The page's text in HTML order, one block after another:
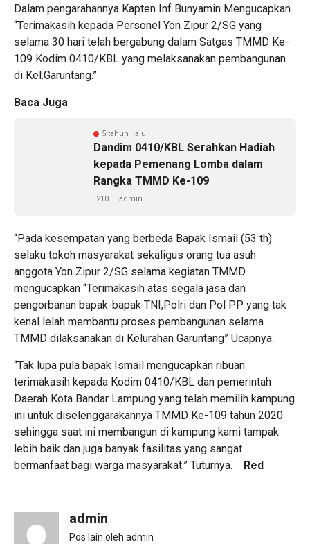
Dalam pengarahannya Kapten Inf Bunyamin Mengucapkan
“Terimakasih kepada Personel Yon Zipur 2/SG yang
selama 30 hari telah bergabung dalam Satgas TMMD Ke-
109 Kodim 0410/KBL yang melaksanakan pembangunan
di Kel.Garuntang.”
Baca Juga
5 tahun lalu
Dandim 0410/KBL Serahkan Hadiah
kepada Pemenang Lomba dalam
Rangka TMMD Ke-109
210 admin
“Pada kesempatan yang berbeda Bapak Ismail (53 th)
selaku tokoh masyarakat sekaligus orang tua asuh
anggota Yon Zipur 2/SG selama kegiatan TMMD
mengucapkan “Terimakasih atas segala jasa dan
pengorbanan bapak-bapak TNI,Polri dan Pol PP yang tak
kenal lelah membantu proses pembangunan selama
TMMD dilaksanakan di Kelurahan Garuntang” Ucapnya.
“Tak lupa pula bapak Ismail mengucapkan ribuan
terimakasih kepada Kodim 0410/KBL dan pemerintah
Daerah Kota Bandar Lampung yang telah memilih kampung
ini untuk diselenggarakannya TMMD Ke-109 tahun 2020
sehingga saat ini membangun di kampung kami tampak
lebih baik dan juga banyak fasilitas yang sangat
bermanfaat bagi warga masyarakat.” Tuturnya. Red
admin
Pos lain oleh admin